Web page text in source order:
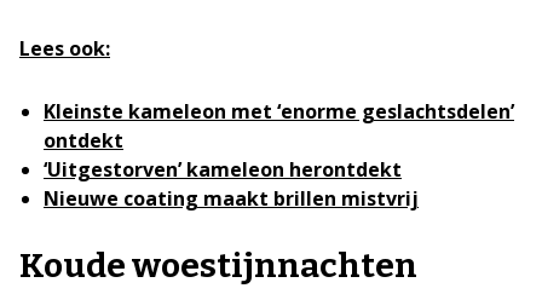
Lees ook:
Kleinste kameleon met ‘enorme geslachtsdelen’
ontdekt
‘Uitgestorven’ kameleon herontdekt
Nieuwe coating maakt brillen mistvrij
Koude woestijnnachten